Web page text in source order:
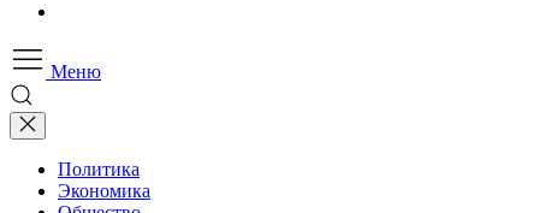
Меню
Политика
Экономика